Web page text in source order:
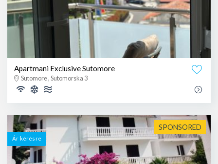
Apartmani Exclusive Sutomore
Sutomore , Sutomorska 3
SPONSORED
Ár kérésre